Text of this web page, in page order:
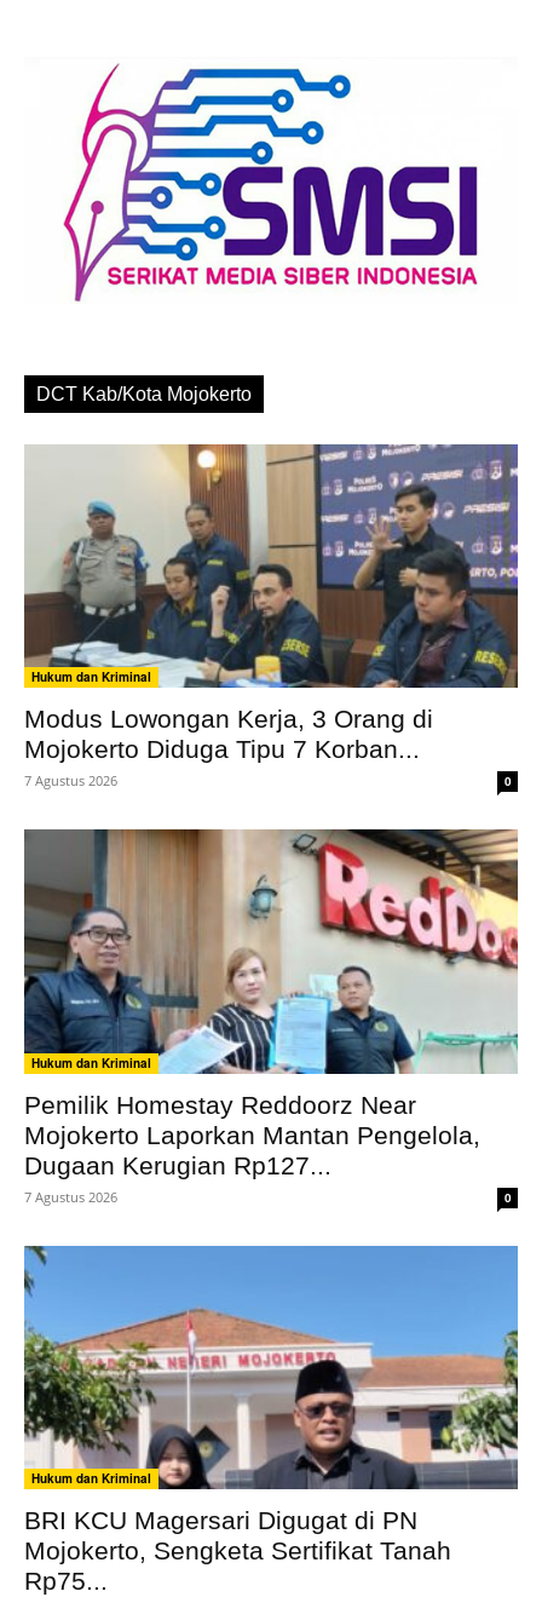
DCT Kab/Kota Mojokerto
Hukum dan Kriminal
Modus Lowongan Kerja, 3 Orang di
Mojokerto Diduga Tipu 7 Korban...
7 Agustus 2026 0
Hukum dan Kriminal
Pemilik Homestay Reddoorz Near
Mojokerto Laporkan Mantan Pengelola,
Dugaan Kerugian Rp127...
7 Agustus 2026 0
Hukum dan Kriminal
BRI KCU Magersari Digugat di PN
Mojokerto, Sengketa Sertifikat Tanah
Rp75...